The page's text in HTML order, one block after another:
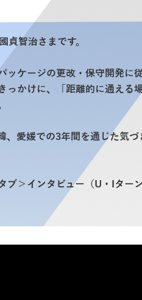
智治さまです。
ケージの更改・保守開発に
かけに、「距離的に通える
、愛媛での3年間を通じた気
＞インタビュー（U・Iター